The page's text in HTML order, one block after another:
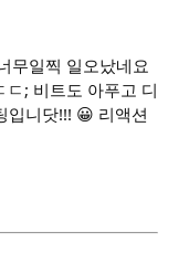
무일찍 일오났네요
; 비트도 아푸고 디
입니닷!!! 😀 리액션